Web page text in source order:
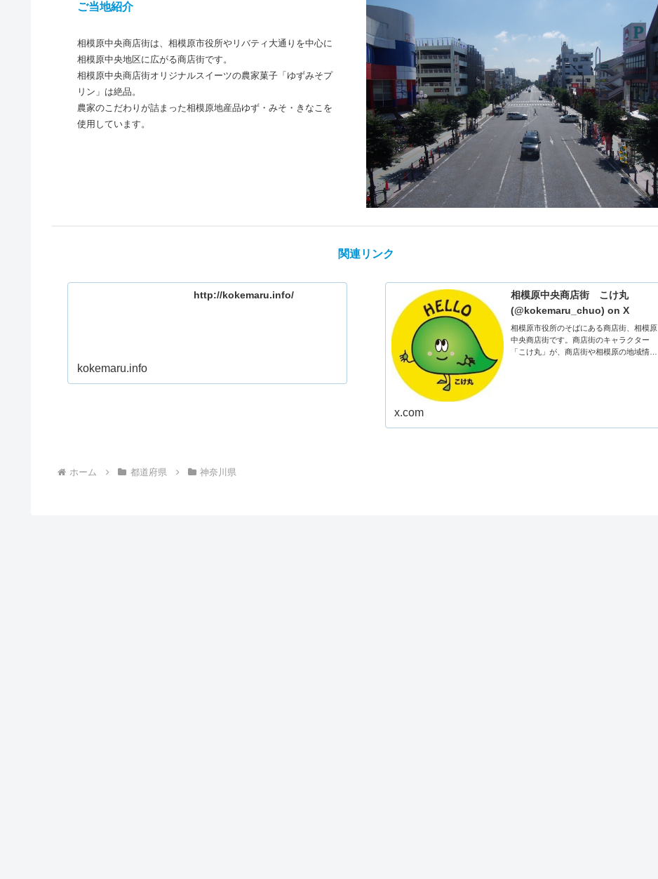
ご当地紹介
相模原中央商店街は、相模原市役所やリバティ大通りを中心に
相模原中央地区に広がる商店街です。
相模原中央商店街オリジナルスイーツの農家菓子「ゆずみそプ
リン」は絶品。
農家のこだわりが詰まった相模原地産品ゆず・みそ・きなこを
使用しています。
関連リンク
http://kokemaru.info/
kokemaru.info
相模原中央商店街 こけ丸
(@kokemaru_chuo) on X
相模原市役所のそばにある商店街、相模原
中央商店街です。商店街のキャラクター
「こけ丸」が、商店街や相模原の地域情報
x.com
ホーム 都道府県 神奈川県